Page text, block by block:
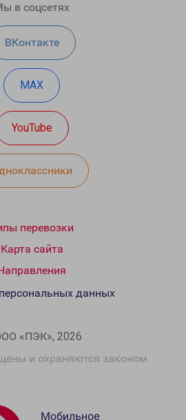
в соцсетях
ВКонтакте
MAX
YouTube
перевозки
Карта сайта
«ПЭК», 2026
и охраняются законом
данных